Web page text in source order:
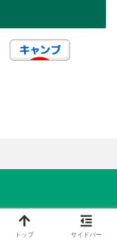
トップ サイドバー